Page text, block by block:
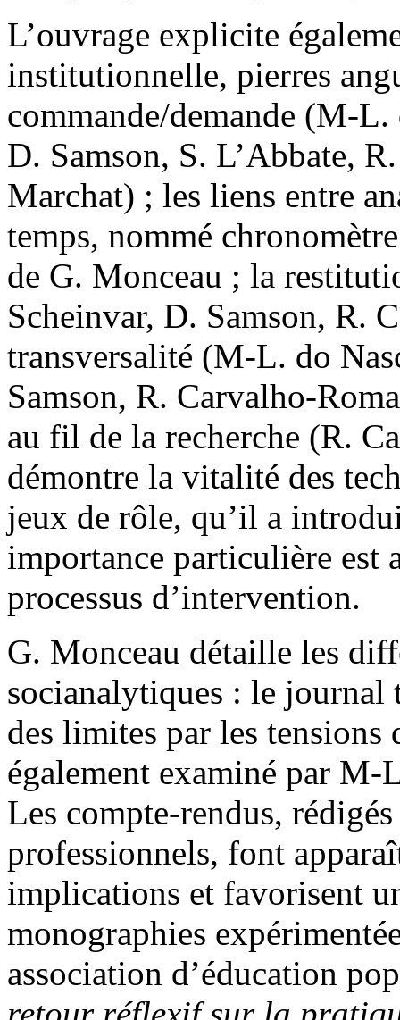
L’ouvrage explicite
institutionnelle, pierres
commande/demande (M-
D. Samson, S. L’Abbate,
Marchat) ; les liens entre
temps, nommé
de G. Monceau ; la
Scheinvar, D. Samson, R.
transversalité (M-L. do
Samson, R. Carvalho-
au fil de la recherche (R.
démontre la vitalité des
jeux de rôle, qu’il a
importance particulière est
processus d’intervention.
G. Monceau détaille les
socianalytiques : le journal
des limites par les
également examiné par
Les compte-rendus,
professionnels, font
implications et favorisent
monographies
association d’éducation